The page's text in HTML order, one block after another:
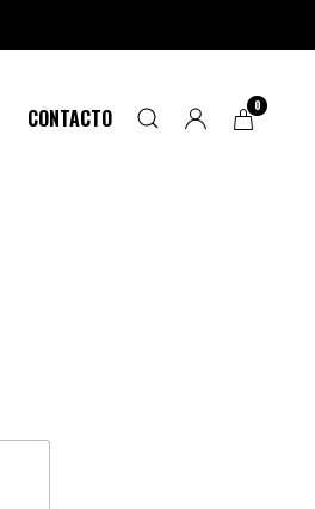
CONTACTO 0